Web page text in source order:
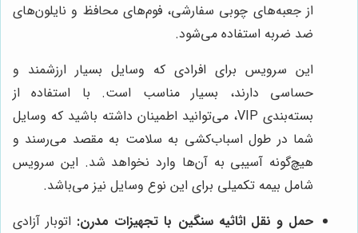
از جعبه‌های چوبی سفارشی، فوم‌های محافظ و نایلون‌های
ضد ضربه استفاده می‌شود.
این سرویس برای افرادی که وسایل بسیار ارزشمند و
حساسی دارند، بسیار مناسب است. با استفاده از
بسته‌بندی VIP، می‌توانید اطمینان داشته باشید که وسایل
شما در طول اسباب‌کشی به سلامت به مقصد می‌رسند و
هیچ‌گونه آسیبی به آن‌ها وارد نخواهد شد. این سرویس
شامل بیمه تکمیلی برای این نوع وسایل نیز می‌باشد.
حمل و نقل اثاثیه سنگین با تجهیزات مدرن: اتوبار آزادی